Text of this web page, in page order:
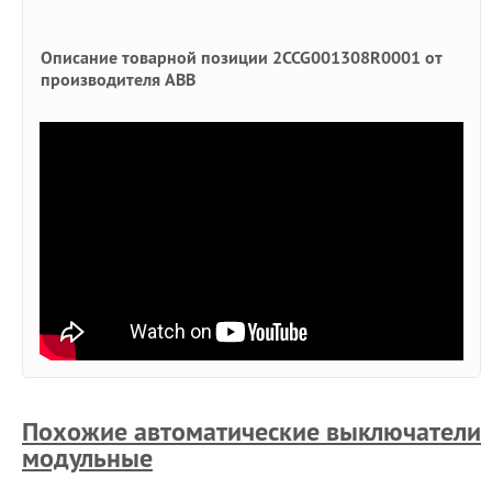
Описание товарной позиции 2CCG001308R0001 от
производителя ABB
Похожие автоматические выключатели
модульные